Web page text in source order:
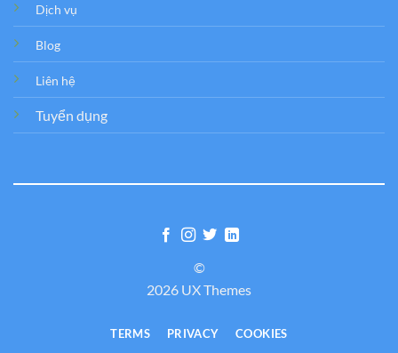
Dịch vụ
Blog
Liên hệ
Tuyển dụng
©
2026 UX Themes
TERMS PRIVACY COOKIES